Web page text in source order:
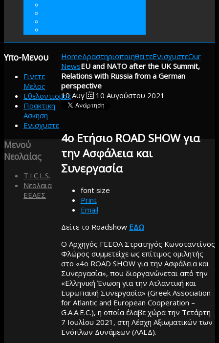
HomeΔραστηριοποιηθειτεΕνισχυστεOur
NewsEU and NATO after the UK Summit,
Relations with Russia from a German
perspective
10 Αυγ 10 Αυγούστου 2021
4ο Ετήσιο ROAD SHOW για
την Ασφάλεια και
Συνεργασία
font size
Print
Email
Δείτε το Roadshow ΕΔΩ
Ο Αρχηγός ΓΕΕΘΑ Στρατηγός Κωνσταντίνος
Φλώρος συμμετείχε ως επίτιμος ομιλητής
στο «4ο ROAD SHOW για την Ασφάλεια και
Συνεργασία», που διοργανώνεται από την
«Ελληνική Ένωση για την Ατλαντική και
Ευρωπαϊκή Συνεργασία» (Greek Association
for Atlantic and European Cooperation –
G.A.A.E.C.), η οποία έλαβε χώρα την Τετάρτη
7 Ιουλίου 2021, στη Λέσχη Αξιωματικών των
Ενόπλων Δυνάμεων (ΛΑΕΔ).
Υπο-Μενου
Γινετε
Μελος
Εθελοντισμος
Πρακτικη
Ασκηση
Ενισχυστε
Μενού
Νεολαίας
T.I.C.L.S.
Νεολαια
ΕΕΑΕΣ